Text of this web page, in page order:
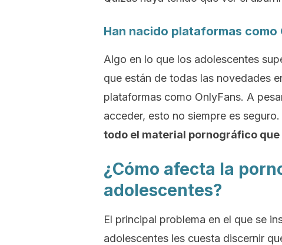
Han nacido plataformas como
Algo en lo que los adolescentes
que están de todas las novedades
plataformas como OnlyFans. A
acceder, esto no siempre es
todo el material pornográfico
¿Cómo afecta la
adolescentes?
El principal problema en el que se
adolescentes les cuesta discernir